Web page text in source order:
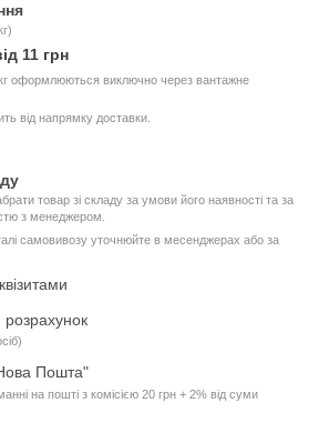
11 грн
оформлюються виключно через вантажне
від напрямку доставки.
товар зі складу за умови його наявності та за
з менеджером.
самовивозу уточнюйте в месенджерах або за
розрахунок
Пошта"
на пошті з комісією 20 грн + 2% від суми